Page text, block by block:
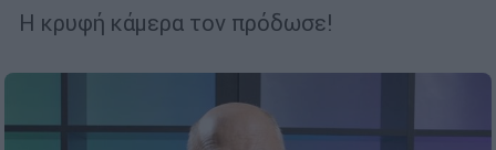
Η κρυφή κάμερα τον πρόδωσε!